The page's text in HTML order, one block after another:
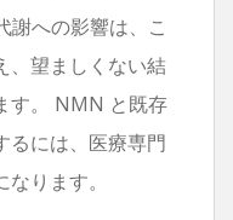
謝への影響は、こ
、望ましくない結
す。 NMN と既存
るには、医療専門
ります。